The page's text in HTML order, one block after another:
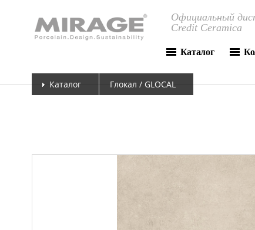
Официальный
Credit Ceramica
Каталог
Каталог Глокал / GLOCAL